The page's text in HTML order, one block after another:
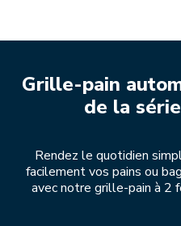
Grille-pain
de la
Rendez le quotidien
facilement vos pains ou
avec notre grille-pain à 2